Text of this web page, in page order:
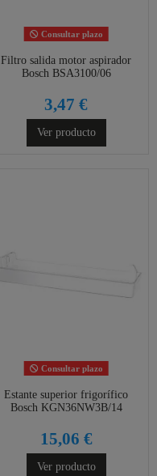
Consultar plazo
Filtro salida motor aspirador
Bosch BSA3100/06
3,47 €
Ver producto
Consultar plazo
Estante superior frigorífico
Bosch KGN36NW3B/14
15,06 €
Ver producto